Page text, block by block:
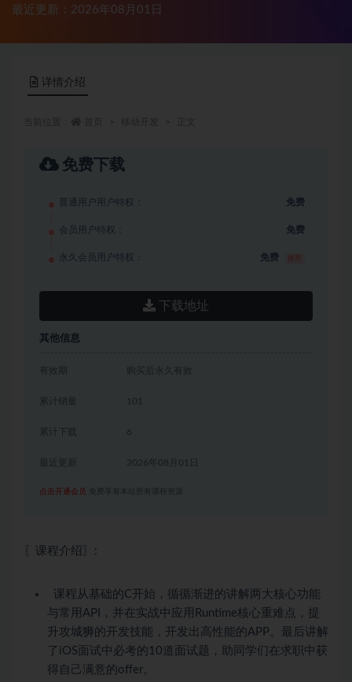
最近更新：2026年08月01日
详情介绍
免费下载
普通用户用户特权： 免费
会员用户特权： 免费
永久会员用户特权： 免费
下载地址
其他信息
有效期 购买后永久有效
累计销量 101
累计下载 6
2026年08月01日
点击开通会员 免费享有本站所有课程资源
〖课程介绍〗:
课程从基础的C开始，循循渐进的讲解两大核心功能
与常用API，并在实战中应用Runtime核心重难点，提
升攻城狮的开发技能，开发出高性能的APP。最后讲解
了iOS面试中必考的10道面试题，助同学们在求职中获
得自己满意的offer。